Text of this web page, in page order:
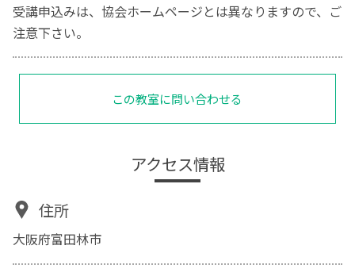
受講申込みは、協会ホームページとは異なりますので、ご
注意下さい。
この教室に問い合わせる
アクセス情報
住所
大阪府富田林市